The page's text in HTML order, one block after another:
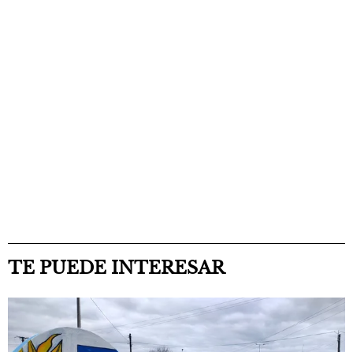
TE PUEDE INTERESAR